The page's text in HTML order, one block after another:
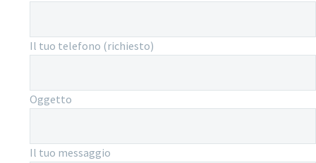
Il tuo telefono (richiesto)
Oggetto
Il tuo messaggio